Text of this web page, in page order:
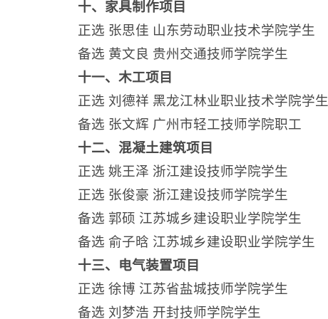
十、家具制作项目
正选 张思佳 山东劳动职业技术学院学生
备选 黄文良 贵州交通技师学院学生
十一、木工项目
正选 刘德祥 黑龙江林业职业技术学院学生
备选 张文辉 广州市轻工技师学院职工
十二、混凝土建筑项目
正选 姚王泽 浙江建设技师学院学生
正选 张俊豪 浙江建设技师学院学生
备选 郭硕 江苏城乡建设职业学院学生
备选 俞子晗 江苏城乡建设职业学院学生
十三、电气装置项目
正选 徐博 江苏省盐城技师学院学生
备选 刘梦浩 开封技师学院学生